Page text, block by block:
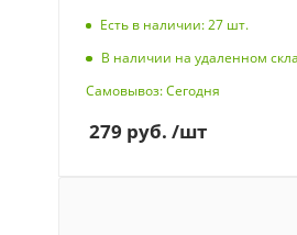
Есть в наличии: 27 шт.
В наличии на удаленном
Самовывоз: Сегодня
279 руб. /шт